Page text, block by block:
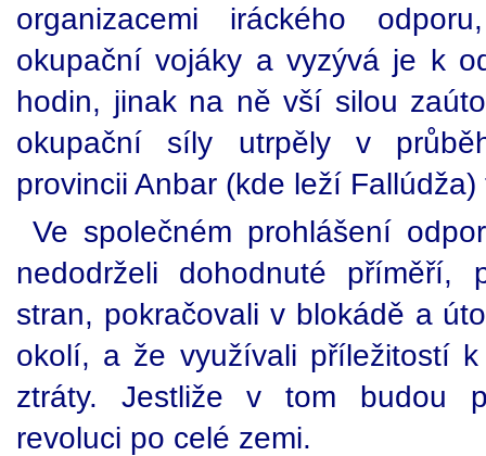
organizacemi iráckého
okupační vojáky a vyzývá je k
hodin, jinak na ně vší silou
okupační síly utrpěly v
provincii Anbar (kde leží Fallúdža)
Ve společném prohlášení
nedodrželi dohodnuté příměří,
stran, pokračovali v blokádě a
okolí, a že využívali příležitostí
ztráty. Jestliže v tom budou
revoluci po celé zemi.